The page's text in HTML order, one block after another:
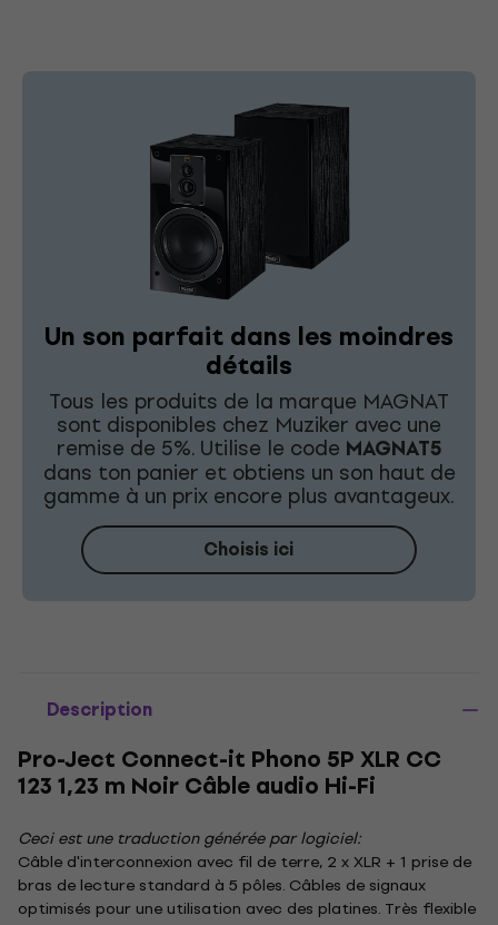
Un son parfait dans les moindres
détails
Tous les produits de la marque MAGNAT
sont disponibles chez Muziker avec une
remise de 5%. Utilise le code MAGNAT5
dans ton panier et obtiens un son haut de
gamme à un prix encore plus avantageux.
Choisis ici
Description
Pro-Ject Connect-it Phono 5P XLR CC
123 1,23 m Noir Câble audio Hi-Fi
Ceci est une traduction générée par logiciel:
Câble d'interconnexion avec fil de terre, 2 x XLR + 1 prise de
bras de lecture standard à 5 pôles. Câbles de signaux
optimisés pour une utilisation avec des platines. Très flexible